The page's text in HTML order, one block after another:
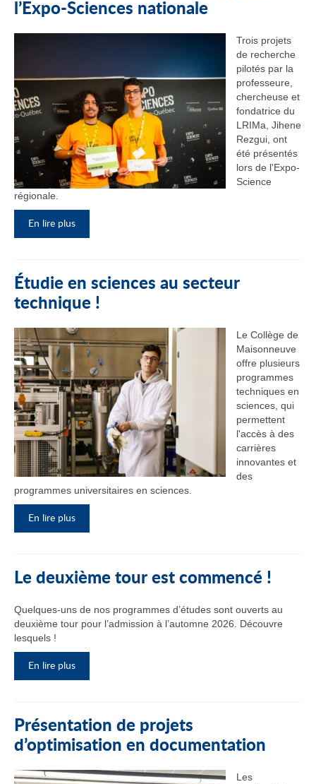
l’Expo-Sciences nationale
Trois projets
de recherche
pilotés par la
professeure,
chercheuse et
fondatrice du
LRIMa, Jihene
Rezgui, ont
été présentés
lors de l'Expo-
Science
régionale.
En lire plus
Étudie en sciences au secteur
technique !
Le Collège de
Maisonneuve
offre plusieurs
programmes
techniques en
sciences, qui
permettent
l'accès à des
carrières
innovantes et
des
programmes universitaires en sciences.
En lire plus
Le deuxième tour est commencé !
Quelques-uns de nos programmes d’études sont ouverts au
deuxième tour pour l’admission à l’automne 2026. Découvre
lesquels !
En lire plus
Présentation de projets
d’optimisation en documentation
Les